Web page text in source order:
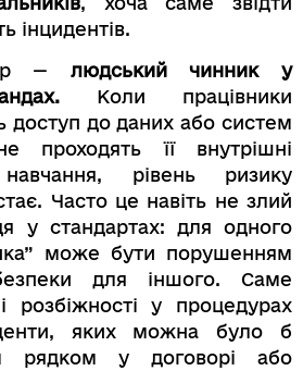
інцидентів.
— людський чинник у
Коли працівники
доступ до даних або систем
проходять її внутрішні
рівень ризику
Часто це навіть не злий
у стандартах: для одного
може бути порушенням
для іншого. Саме
розбіжності у процедурах
яких можна було б
рядком у договорі або